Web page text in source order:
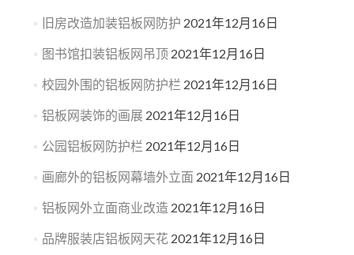
旧房改造加装铝板网防护 2021年12月16日
图书馆扣装铝板网吊顶 2021年12月16日
校园外围的铝板网防护栏 2021年12月16日
铝板网装饰的画展 2021年12月16日
公园铝板网防护栏 2021年12月16日
画廊外的铝板网幕墙外立面 2021年12月16日
铝板网外立面商业改造 2021年12月16日
品牌服装店铝板网天花 2021年12月16日